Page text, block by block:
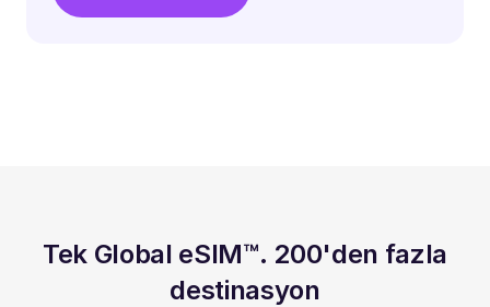
Tek Global eSIM™. 200'den fazla
destinasyon